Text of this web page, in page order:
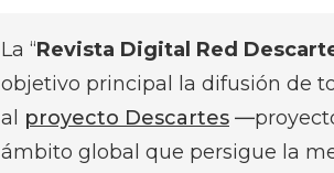
La “Revista Digital Red
objetivo principal la difusión de
al proyecto Descartes
ámbito global que persigue la